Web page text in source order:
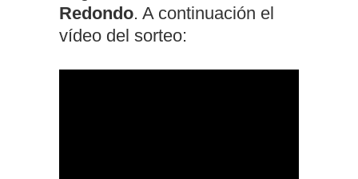
Redondo. A continuación el
vídeo del sorteo: